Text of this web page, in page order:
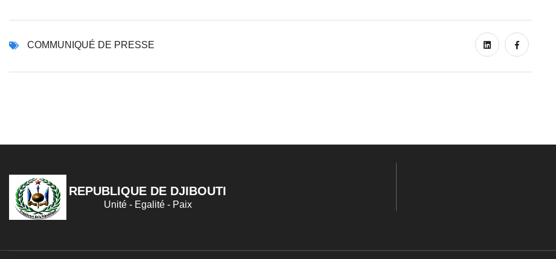
COMMUNIQUÉ DE PRESSE
REPUBLIQUE DE DJIBOUTI
Unité - Egalité - Paix